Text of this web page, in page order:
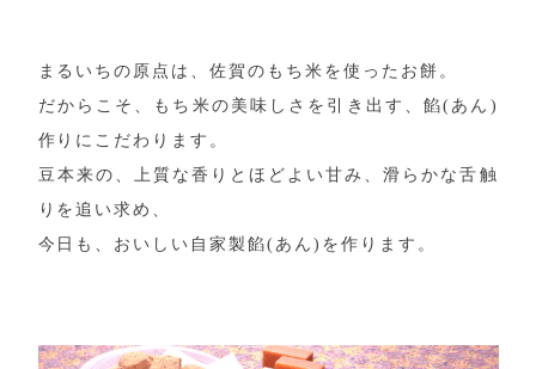
まるいちの原点は、佐賀のもち米を使ったお餅。
だからこそ、もち米の美味しさを引き出す、餡(あん)
作りにこだわります。
豆本来の、上質な香りとほどよい甘み、滑らかな舌触
りを追い求め、
今日も、おいしい自家製餡(あん)を作ります。